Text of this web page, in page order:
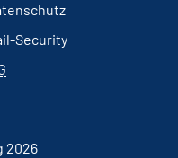
Security
2026